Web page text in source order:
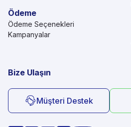
Ödeme
Ödeme Seçenekleri
Kampanyalar
Bize Ulaşın
Müşteri Destek